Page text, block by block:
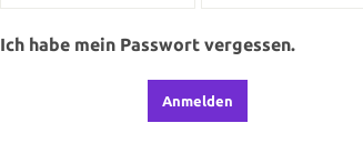
Ich habe mein Passwort vergessen.
Anmelden